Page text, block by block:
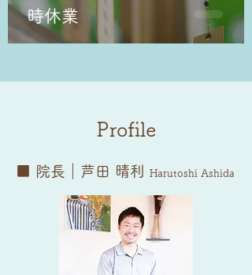
時休業
Profile
■ 院長 芦田 晴利 Harutoshi Ashida